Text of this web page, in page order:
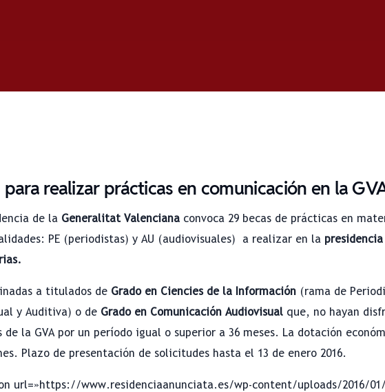
para realizar prácticas en comunicación en la
de la Generalitat Valencianaconvoca 29 becas de prácticas en
PE (periodistas) y AU (audiovisuales) a realizar en la presidencia
a titulados deGrado en Ciencies de la Información(rama de
y Auditiva) o deGrado en Comunicación Audiovisualque, no hayan
de la GVA por un período igual o superior a 36 meses. La dotación
Plazo de presentación de solicitudes hasta el 13 de enero 2016.
url=»https://www.residenciaanunciata.es/wp-content/uploads/2016/